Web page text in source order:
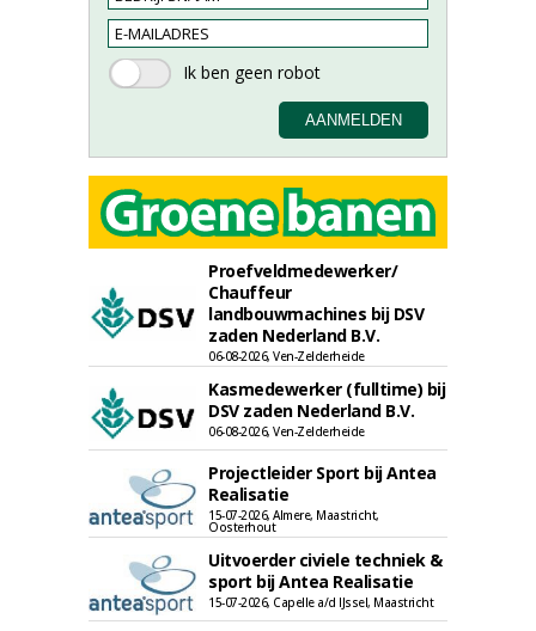
Proefveldmedewerker/
Chauffeur
landbouwmachines bij DSV
zaden Nederland B.V.
06-08-2026, Ven-Zelderheide
Kasmedewerker (fulltime) bij
DSV zaden Nederland B.V.
06-08-2026, Ven-Zelderheide
Projectleider Sport bij Antea
Realisatie
15-07-2026, Almere, Maastricht,
Oosterhout
Uitvoerder civiele techniek &
sport bij Antea Realisatie
15-07-2026, Capelle a/d IJssel, Maastricht